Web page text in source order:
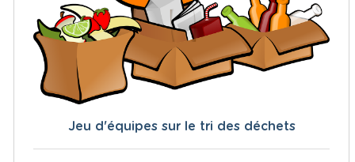
Jeu d'équipes sur le tri des déchets